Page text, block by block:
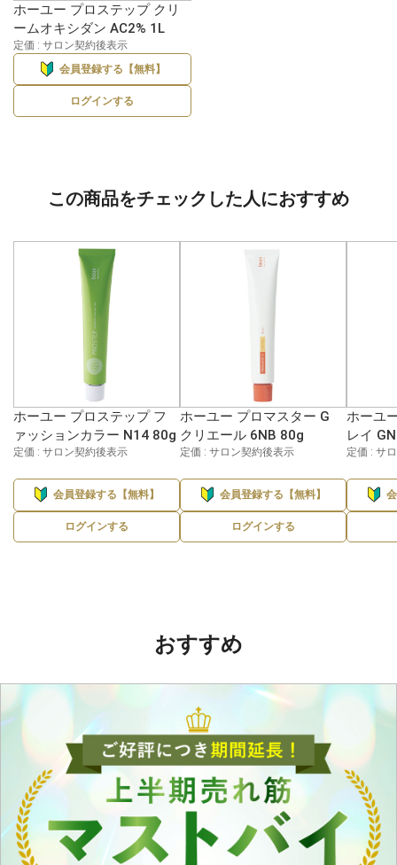
ホーユー プロステップ クリ
ームオキシダン AC2% 1L
定価 : サロン契約後表示
会員登録する【無料】
ログインする
この商品をチェックした人におすすめ
ホーユー プロステップ フ
ァッションカラー N14 80g
定価 : サロン契約後表示
会員登録する【無料】
ログインする
ホーユー プロマスター G
クリエール 6NB 80g
定価 : サロン契約後表示
会員登録する【無料】
ログインする
ホーユ
レイ
定価 : サ
おすすめ